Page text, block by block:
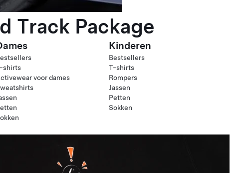
Track Package
shirts
voor dames
Kinderen
Bestsellers
T-shirts
Rompers
Jassen
Petten
Sokken